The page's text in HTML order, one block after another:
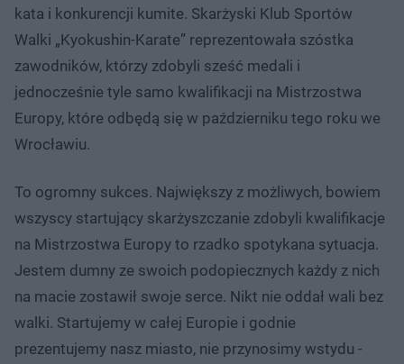
kata i konkurencji kumite. Skarżyski Klub Sportów
Walki „Kyokushin-Karate” reprezentowała szóstka
zawodników, którzy zdobyli sześć medali i
jednocześnie tyle samo kwalifikacji na Mistrzostwa
Europy, które odbędą się w październiku tego roku we
Wrocławiu.
To ogromny sukces. Największy z możliwych, bowiem
wszyscy startujący skarżyszczanie zdobyli kwalifikacje
na Mistrzostwa Europy to rzadko spotykana sytuacja.
Jestem dumny ze swoich podopiecznych każdy z nich
na macie zostawił swoje serce. Nikt nie oddał wali bez
walki. Startujemy w całej Europie i godnie
prezentujemy nasz miasto, nie przynosimy wstydu -